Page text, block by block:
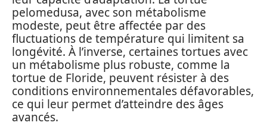
pelomedusa, avec son métabolisme
modeste, peut être affectée par des
fluctuations de température qui limitent sa
longévité. À l’inverse, certaines tortues avec
un métabolisme plus robuste, comme la
tortue de Floride, peuvent résister à des
conditions environnementales défavorables,
ce qui leur permet d’atteindre des âges
avancés.